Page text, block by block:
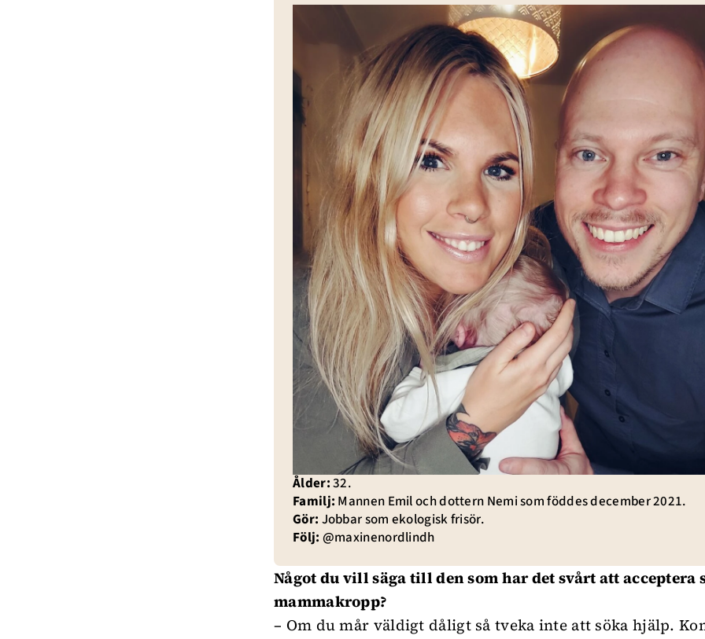
Ålder:32.
Familj: Mannen Emil och dottern Nemi som föddes december 2021.
Gör: Jobbar som ekologisk frisör.
Följ: @maxinenordlindh
Något du vill säga till den som har det svårt att acceptera
mammakropp?
– Om du mår väldigt dåligt så tveka inte att söka hjälp.